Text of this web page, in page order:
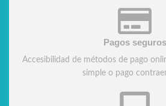
Pagos seguros
Accesibilidad de métodos de pago
simple o pago